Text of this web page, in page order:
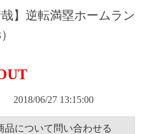
哉】逆転満塁ホームラン
2018/06/27 13:15:00
品について問い合わせる